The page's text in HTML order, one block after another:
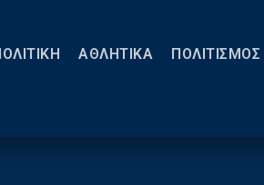
ΑΘΛΗΤΙΚΑ ΠΟΛΙΤΙΣΜΟΣ